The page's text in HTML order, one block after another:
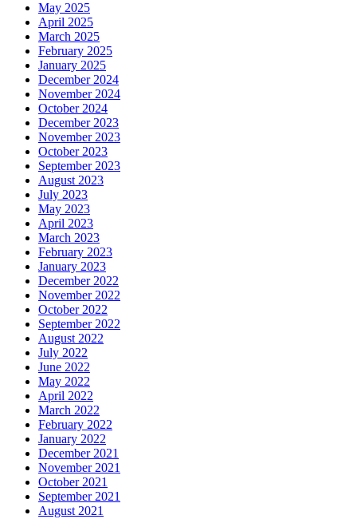
May 2025
April 2025
March 2025
February 2025
January 2025
December 2024
November 2024
October 2024
December 2023
November 2023
October 2023
September 2023
August 2023
July 2023
May 2023
April 2023
March 2023
February 2023
January 2023
December 2022
November 2022
October 2022
September 2022
August 2022
July 2022
June 2022
May 2022
April 2022
March 2022
February 2022
January 2022
December 2021
November 2021
October 2021
September 2021
August 2021